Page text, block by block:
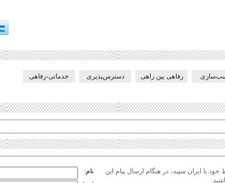
رفاهی بین راهی دسترس‌پذیری خدماتی-رفاهی
با ایران سپید، در هنگام ارسال پیام این
نام: